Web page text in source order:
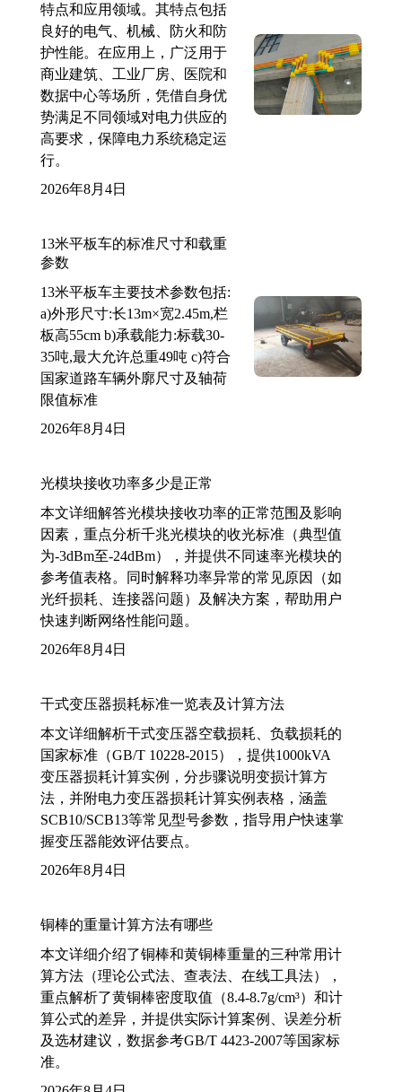
特点和应用领域。其特点包括
良好的电气、机械、防火和防
护性能。在应用上，广泛用于
商业建筑、工业厂房、医院和
数据中心等场所，凭借自身优
势满足不同领域对电力供应的
高要求，保障电力系统稳定运
行。
2026年8月4日
13米平板车的标准尺寸和载重
参数
13米平板车主要技术参数包括:
a)外形尺寸:长13m×宽2.45m,栏
板高55cm b)承载能力:标载30-
35吨,最大允许总重49吨 c)符合
国家道路车辆外廓尺寸及轴荷
限值标准
2026年8月4日
光模块接收功率多少是正常
本文详细解答光模块接收功率的正常范围及影响
因素，重点分析千兆光模块的收光标准（典型值
为-3dBm至-24dBm），并提供不同速率光模块的
参考值表格。同时解释功率异常的常见原因（如
光纤损耗、连接器问题）及解决方案，帮助用户
快速判断网络性能问题。
2026年8月4日
干式变压器损耗标准一览表及计算方法
本文详细解析干式变压器空载损耗、负载损耗的
国家标准（GB/T 10228-2015），提供1000kVA
变压器损耗计算实例，分步骤说明变损计算方
法，并附电力变压器损耗计算实例表格，涵盖
SCB10/SCB13等常见型号参数，指导用户快速掌
握变压器能效评估要点。
2026年8月4日
铜棒的重量计算方法有哪些
本文详细介绍了铜棒和黄铜棒重量的三种常用计
算方法（理论公式法、查表法、在线工具法），
重点解析了黄铜棒密度取值（8.4-8.7g/cm³）和计
算公式的差异，并提供实际计算案例、误差分析
及选材建议，数据参考GB/T 4423-2007等国家标
准。